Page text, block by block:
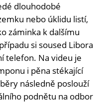
dlouhodobé
nebo úklidu listí,
záminka k dalšímu
si soused Libora
telefon. Na videu je
i pěna stékající
následně poslouží
podnětu na odbor